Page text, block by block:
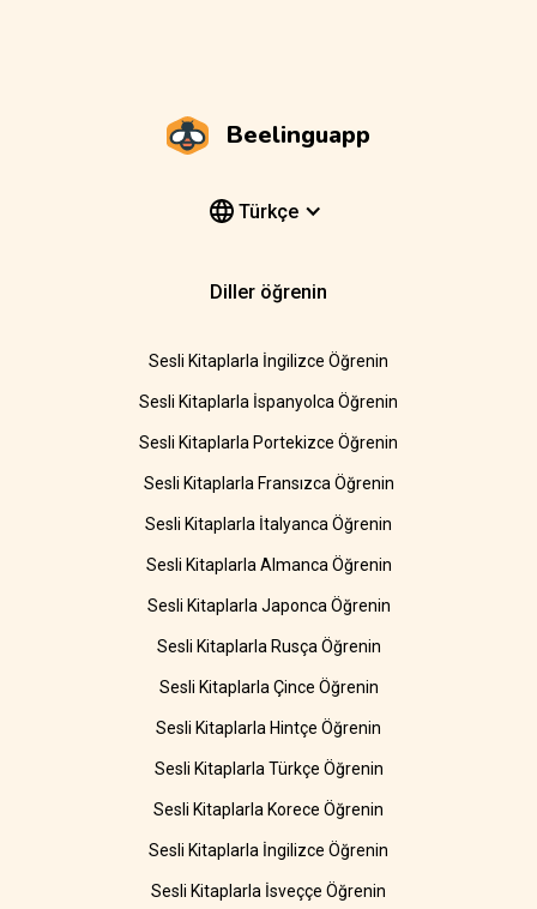
Beelinguapp
Türkçe
Diller öğrenin
Sesli Kitaplarla İngilizce Öğrenin
Sesli Kitaplarla İspanyolca Öğrenin
Sesli Kitaplarla Portekizce Öğrenin
Sesli Kitaplarla Fransızca Öğrenin
Sesli Kitaplarla İtalyanca Öğrenin
Sesli Kitaplarla Almanca Öğrenin
Sesli Kitaplarla Japonca Öğrenin
Sesli Kitaplarla Rusça Öğrenin
Sesli Kitaplarla Çince Öğrenin
Sesli Kitaplarla Hintçe Öğrenin
Sesli Kitaplarla Türkçe Öğrenin
Sesli Kitaplarla Korece Öğrenin
Sesli Kitaplarla İngilizce Öğrenin
Sesli Kitaplarla İsveççe Öğrenin